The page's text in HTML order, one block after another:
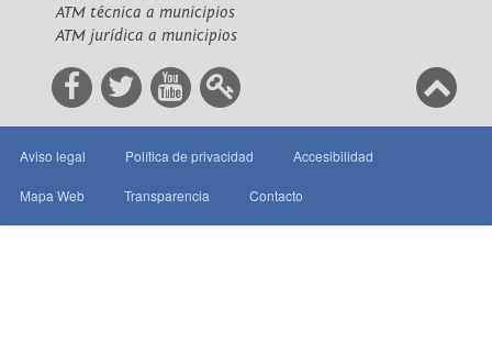
ATM técnica a municipios
ATM jurídica a municipios
Aviso legal Política de privacidad Accesibilidad
Mapa Web Transparencia Contacto